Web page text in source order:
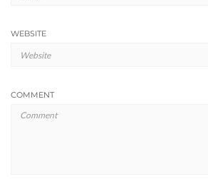
WEBSITE
COMMENT